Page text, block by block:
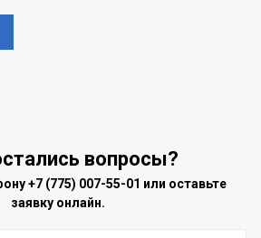
вопросы?
+7 (775) 007-55-01 или оставьте
заявку онлайн.